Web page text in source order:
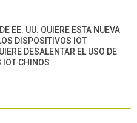
EE. UU. QUIERE ESTA NUEVA
DISPOSITIVOS IOT
DESALENTAR EL USO DE
IOT CHINOS